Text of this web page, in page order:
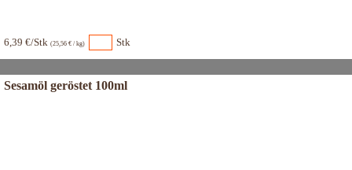
6,39 €/Stk (25,56 € / kg) Stk
Sesamöl geröstet 100ml